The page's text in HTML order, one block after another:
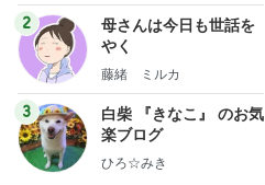
2
母さんは今日も世話を
やく
藤緒 ミルカ
3
白柴 『きなこ』 のお気
楽ブログ
ひろ☆みき